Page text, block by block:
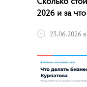
2026 и за
23.06.2026